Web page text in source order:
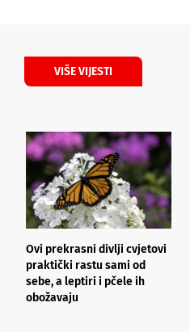
VIŠE VIJESTI
Ovi prekrasni divlji cvjetovi
praktički rastu sami od
sebe, a leptiri i pčele ih
obožavaju